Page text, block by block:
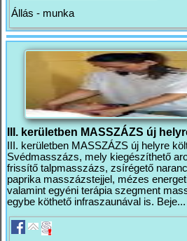
Állás - munka
III. kerületben MASSZÁZS új
III. kerületben MASSZÁZS új helyre
Svédmasszázs, mely kiegészíthető
frissítő talpmasszázs, zsírégető
paprika masszázstejjel, mézes
valamint egyéni terápia szegment
egybe köthető infraszaunával is. Beje...